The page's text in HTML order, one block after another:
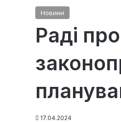
Новини
Раді
17.04.2024